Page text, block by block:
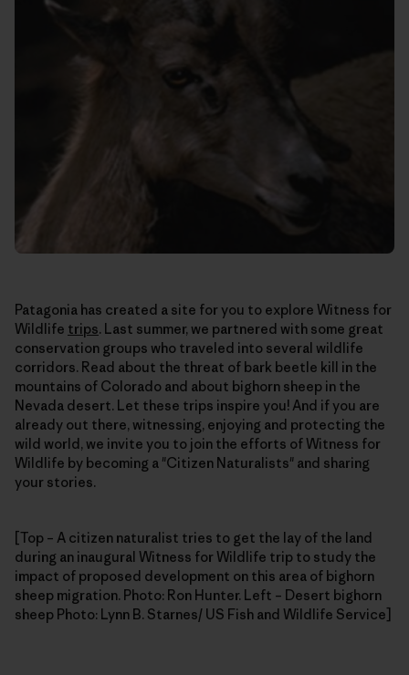
Patagonia has created a site for you to explore Witness for
Wildlife trips. Last summer, we partnered with some great
conservation groups who traveled into several wildlife
corridors. Read about the threat of bark beetle kill in the
mountains of Colorado and about bighorn sheep in the
Nevada desert. Let these trips inspire you! And if you are
already out there, witnessing, enjoying and protecting the
wild world, we invite you to join the efforts of Witness for
Wildlife by becoming a "Citizen Naturalists" and sharing
your stories.
[Top – A citizen naturalist tries to get the lay of the land
during an inaugural Witness for Wildlife trip to study the
impact of proposed development on this area of bighorn
sheep migration. Photo: Ron Hunter. Left – Desert bighorn
sheep Photo: Lynn B. Starnes/ US Fish and Wildlife Service]